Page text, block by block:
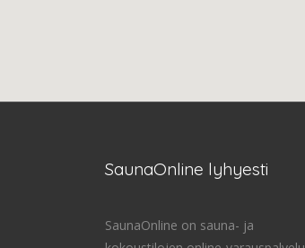
SaunaOnline lyhyesti
SaunaOnline on sauna- ja